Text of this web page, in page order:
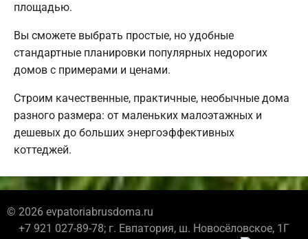
площадью.
Вы сможете выбрать простые, но удобные
стандартные планировки популярных недорогих
домов с примерами и ценами.
Строим качественные, практичные, необычные дома
разного размера: от маленьких малоэтажных и
дешевых до больших энергоэффективных
коттеджей.
© 2026 evpatoriabrusdoma.ru
+7 921 027-89-78; г. Евпатория, ш. Новосёловское, 1Г